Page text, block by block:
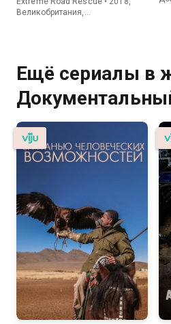
Великобритания,
Ещё сериалы в